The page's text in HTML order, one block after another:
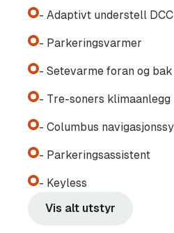
- Sommer- og vinterhjul
Vi tar innbytte i din bil
ordnes. Ta kontakt for
Selger
Mobil: 47679744
Selger
Adrian Lisiecki
i- Adaptivt understell DCC
- Parkeringsvarmer
- Setevarme foran og bak
- Tre-soners klimaanlegg
- Columbus
- Parkeringsassistent
- Keyless
Vis alt utstyr